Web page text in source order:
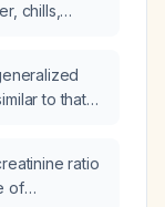
chills,
to that
ratio
of